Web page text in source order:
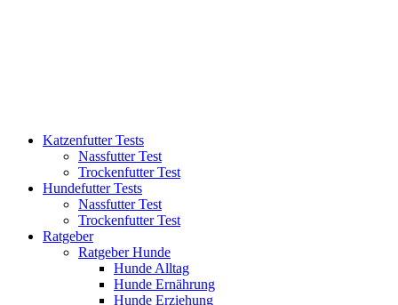
Katzenfutter Tests
Nassfutter Test
Trockenfutter Test
Hundefutter Tests
Nassfutter Test
Trockenfutter Test
Ratgeber
Ratgeber Hunde
Hunde Alltag
Hunde Ernährung
Hunde Erziehung